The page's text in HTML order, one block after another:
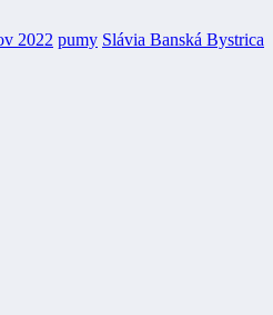
2022 pumy Slávia Banská Bystrica